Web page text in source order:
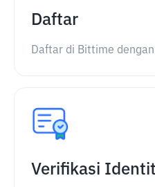
Daftar
Daftar di Bittime
Verifikasi